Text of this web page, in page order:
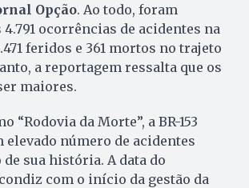
Opção. Ao todo, foram
ocorrências de acidentes na
feridos e 361 mortos no trajeto
a reportagem ressalta que os
maiores.
“Rodovia da Morte”, a BR-153
elevado número de acidentes
sua história. A data do
com o início da gestão da